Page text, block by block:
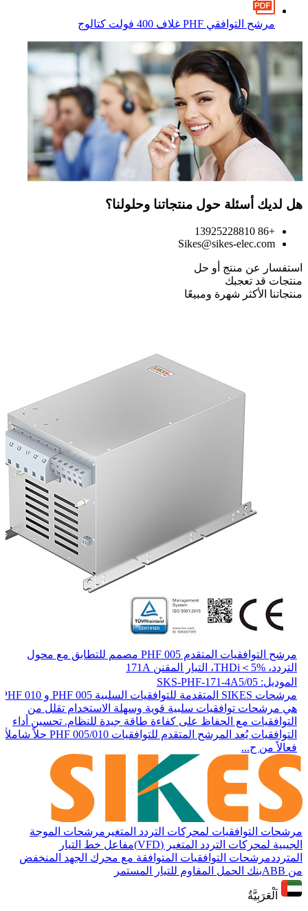
مرشح التوافقي PHF غلاف 400 فولت كتالوج
هل لديك أسئلة حول منتجاتنا وحلولنا؟
+86 13925228810
Sikes@sikes-elec.com
استفسار عن منتج أو حل
منتجات قد تعجبك
منتجاتنا الأكثر شهرة ومبيعًا
مرشح التوافقيات المتقدم PHF 005 مصمم للتطابق مع محول
التردد، THDi＜5%، التيار المقنن 171A
الموديل: SKS-PHF-171-4A5/05
مرشحات SIKES المتقدمة للتوافقيات السلبية PHF 005 و PHF 010
هي مرشحات توافقيات سلبية قوية وسهلة الاستخدام تقلل من
التوافقيات مع الحفاظ على كفاءة طاقة جيدة للنظام. تحسين أداء
التوافقيات يُعد المرشح المتقدم للتوافقيات PHF 005/010 حلاً شاملاً
فعالاً من ح...
مرشحات التوافقيات لمحركات التردد المتغير مرشحات الموجة
الجيبية لمحركات التردد المتغير (VFD)
مفاعل خط التيار
المترددمرشحات التوافقيات المتوافقة مع محرك الجهد المنخفض
من ABB
بنك الحمل المقاوم للتيار المستمر
اَلْعَرَبِيَّةُ